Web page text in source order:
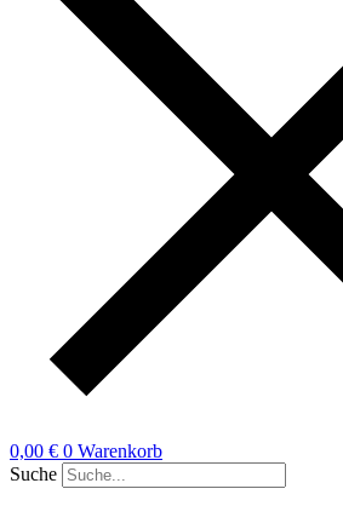
0,00 € 0 Warenkorb
Suche